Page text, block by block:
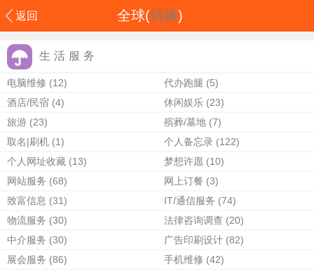
返回 全球(切换)
生活服务
电脑维修 (12) 代办跑腿 (5)
酒店/民宿 (4) 休闲娱乐 (23)
旅游 (23) 殡葬/墓地 (7)
取名|刷机 (1) 个人备忘录 (122)
个人网址收藏 (13) 梦想许愿 (10)
网站服务 (68) 网上订餐 (3)
致富信息 (31) IT/通信服务 (74)
物流服务 (30) 法律咨询调查 (20)
中介服务 (30) 广告印刷设计 (82)
展会服务 (86) 手机维修 (42)